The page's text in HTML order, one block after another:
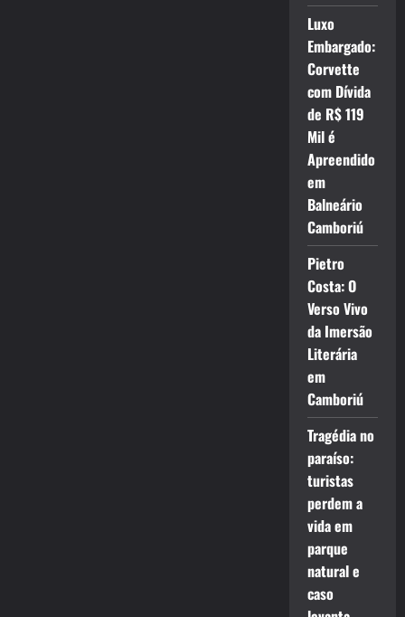
Luxo
Embargado:
Corvette
com Dívida
de R$ 119
Mil é
Apreendido
em
Balneário
Camboriú
Pietro
Costa: O
Verso Vivo
da Imersão
Literária
em
Camboriú
Tragédia no
paraíso:
turistas
perdem a
vida em
parque
natural e
caso